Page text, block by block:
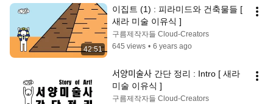
42:51
이집트 (1) : 피라미드와 건축물들 [
새라 미술 이유식 ]
구름제작자들 Cloud-Creators
645 views • 6 years ago
서양미술사 간단 정리 : Intro [ 새라
미술 이유식 ]
구름제작자들 Cloud-Creators